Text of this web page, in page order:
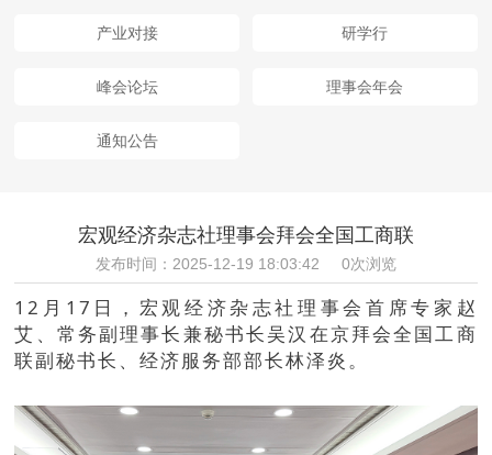
杂志社介绍
理事会动态
产业对接 研学行
峰会论坛 理事会年会
通知公告
宏观经济杂志社理事会拜会全国工商联
发布时间：2025-12-19 18:03:42 0次浏览
12月17日，宏观经济杂志社理事会首席专家赵
艾、常务副理事长兼秘书长吴汉在京拜会全国工商
联副秘书长、经济服务部部长林泽炎。